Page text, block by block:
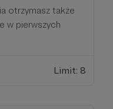
otrzymasz także
w pierwszych
Limit: 8